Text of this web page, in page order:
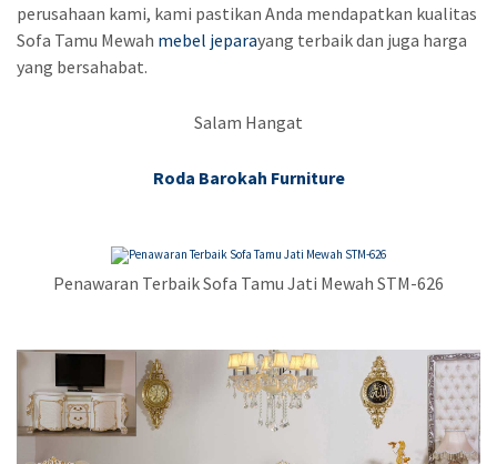
perusahaan kami, kami pastikan Anda mendapatkan kualitas
Sofa Tamu Mewah mebel jeparayang terbaik dan juga harga
yang bersahabat.
Salam Hangat
Roda Barokah Furniture
Penawaran Terbaik Sofa Tamu Jati Mewah STM-626